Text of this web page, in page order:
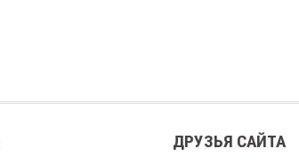
ДРУЗЬЯ САЙТА